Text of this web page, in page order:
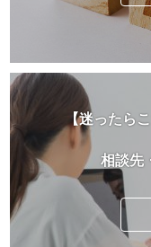
【迷ったら
相談先